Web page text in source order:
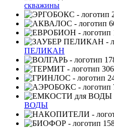
скважины
ПЕЛИКАН
ВОДЫ